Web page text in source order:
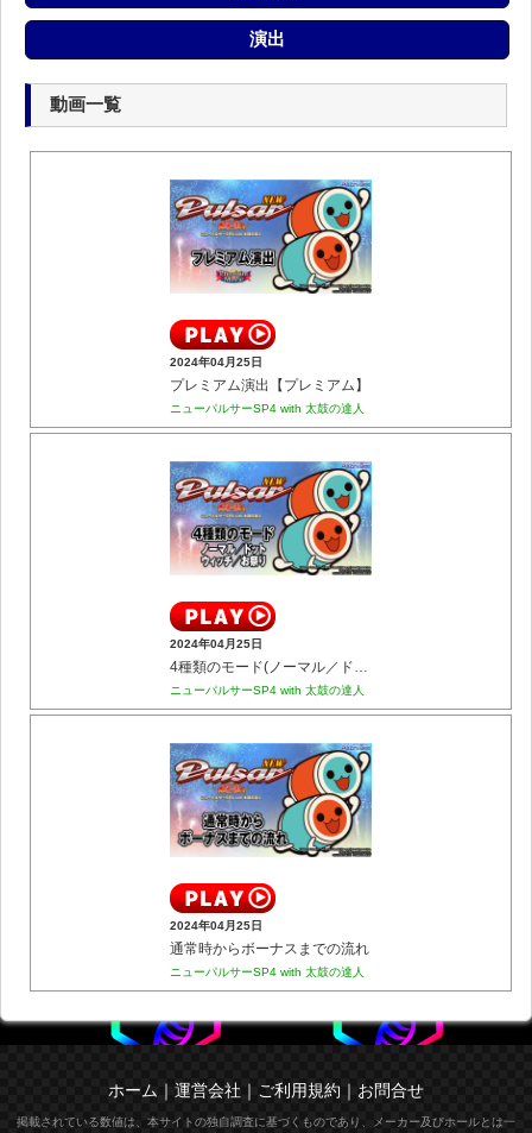
演出
動画一覧
2024年04月25日
プレミアム演出【プレミアム】
ニューパルサーSP4 with 太鼓の達人
2024年04月25日
4種類のモード(ノーマル／ドット／ウィッチ／お祭り)
ニューパルサーSP4 with 太鼓の達人
2024年04月25日
通常時からボーナスまでの流れ
ニューパルサーSP4 with 太鼓の達人
ホーム ｜ 運営会社 ｜ ご利用規約 ｜ お問合せ
掲載されている数値は、本サイトの独自調査に基づくものであり、メーカー及びホールとは一